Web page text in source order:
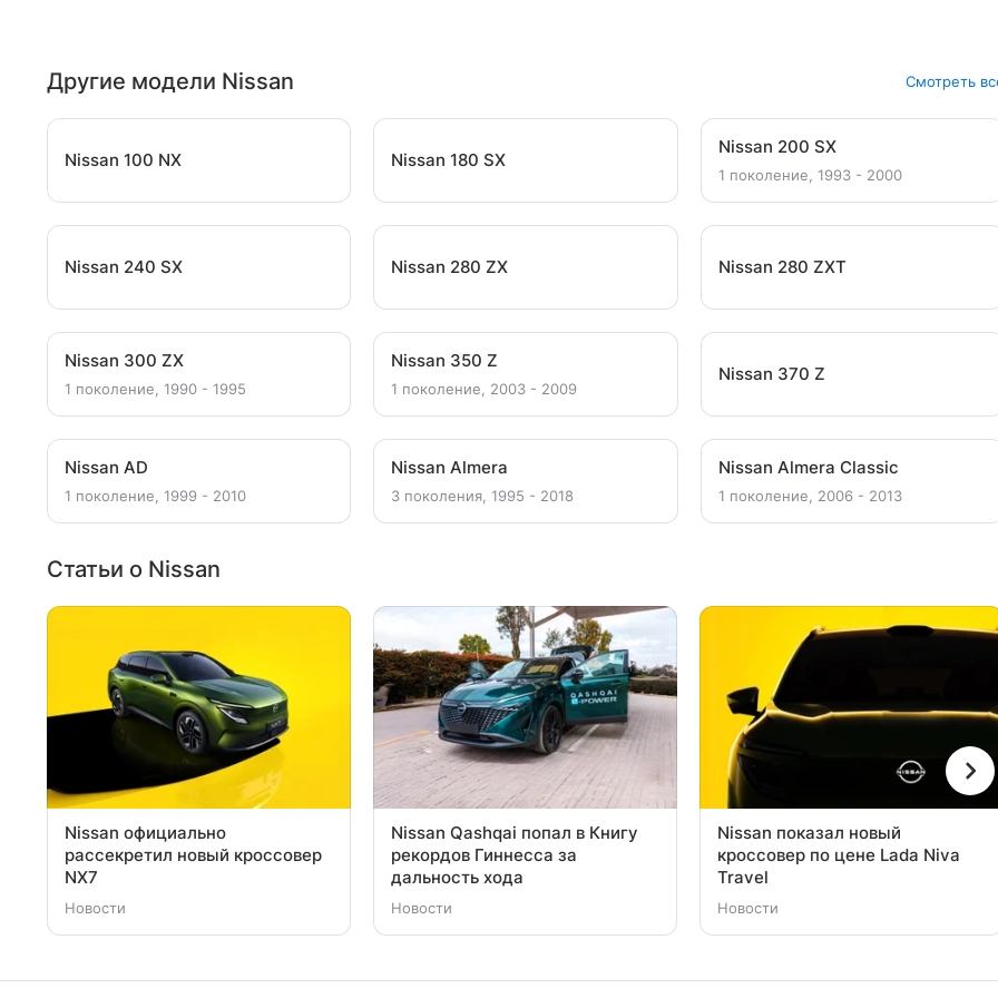
Другие модели Nissan Смотреть
Nissan 100 NX Nissan 180 SX
Nissan 200 SX
1 поколение, 1993 - 2000
Nissan 240 SX Nissan 280 ZX Nissan 280 ZXT
Nissan 300 ZX
1 поколение, 1990 - 1995
Nissan 350 Z
1 поколение, 2003 - 2009
Nissan 370 Z
Nissan AD
1 поколение, 1999 - 2010
Nissan Almera
3 поколения, 1995 - 2018
Nissan Almera Classic
1 поколение, 2006 - 2013
Статьи о Nissan
Nissan официально
рассекретил новый кроссовер
NX7
Новости
Nissan Qashqai попал в Книгу
рекордов Гиннесса за
дальность хода
Новости
Nissan показал новый
кроссовер по цене Lada Niva
Travel
Новости